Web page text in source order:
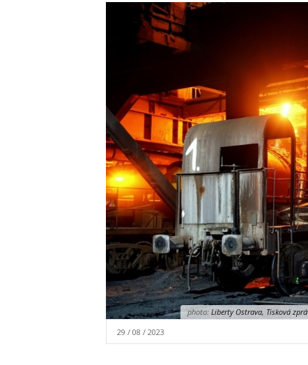
photo: Liberty Ostrava, Tisková
29 / 08 / 2023